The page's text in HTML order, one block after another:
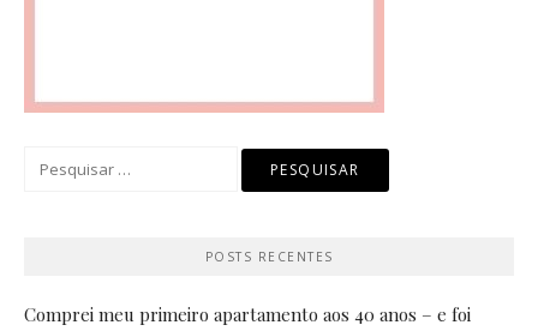
POSTS RECENTES
Comprei meu primeiro apartamento aos 40 anos – e foi